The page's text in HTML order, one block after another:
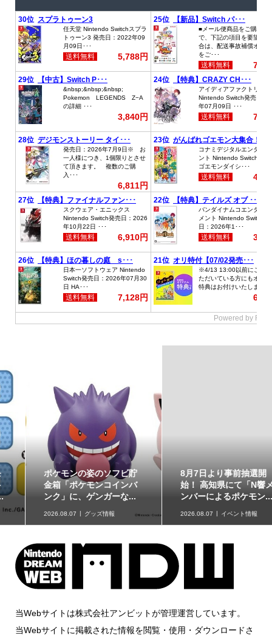
ポケモンの姿のソフビ貯
金箱「ポケモンコインバ
ンク」に、ゲンガーな...
2026.08.07 グッズ情報
8月7日より事前抽選開
始！ 高知県にて「N響メ
ンバーによるポケモン...
2026.08.07 イベント情報
当Webサイトは株式会社アンビットが管理運営しています。
当Webサイトに掲載された情報を閲覧・使用・ダウンロードさ